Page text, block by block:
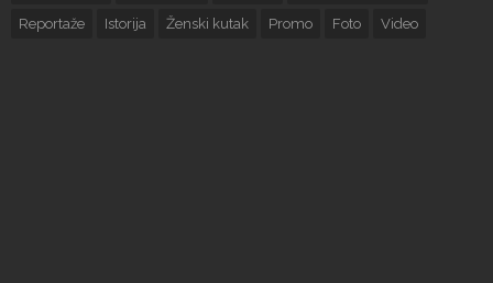
Reportaže Istorija Ženski kutak Promo Foto Video